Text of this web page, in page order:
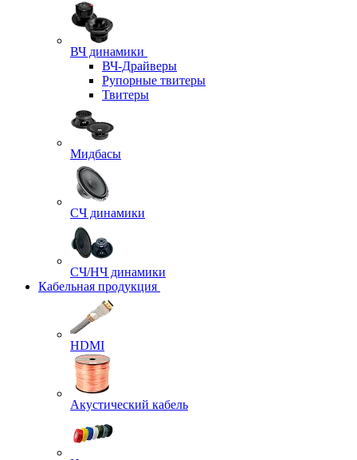
ВЧ динамики
ВЧ-Драйверы
Рупорные твитеры
Твитеры
Мидбасы
СЧ динамики
СЧ/НЧ динамики
Кабельная продукция
HDMI
Акустический кабель